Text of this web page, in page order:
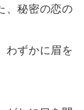
、秘密の恋の
わずかに眉を